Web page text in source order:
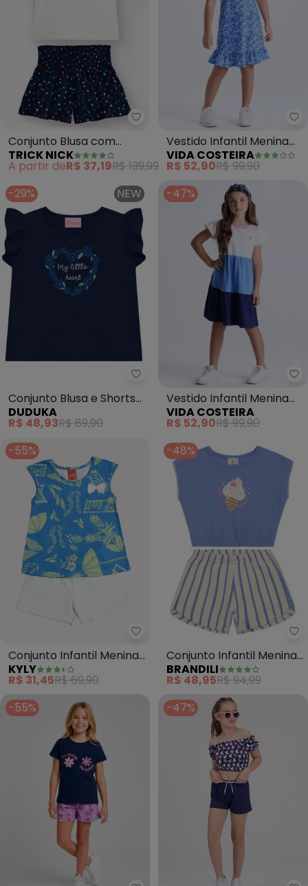
Trick Nick - Conjunto Blusa
Conjunto Blusa com
Shorts (Azul)
TRICK NICK
A partir deR$ 37,19R$ 139,99
Vestido Infantil Menina
Estampa Babados (Azul)
VIDA COSTEIRA
R$ 52,90R$ 99,90
-29%
NEW
Conjunto Blusa e Shorts
Rotativo (Azul )
DUDUKA
R$ 48,93R$ 69,90
-47%
Vestido Infantil Menina
com Camadas (Azul)
VIDA COSTEIRA
R$ 52,90R$ 99,90
-55%
Kyly - Conjunto Infantil Menina
Conjunto Infantil Menina
com Laço (Azul)
KYLY
R$ 31,45R$ 69,90
-48%
Conjunto Infantil Menina
Cropped de Sorvete
(Azul)
BRANDILI
R$ 48,95R$ 94,99
-55%
-47%